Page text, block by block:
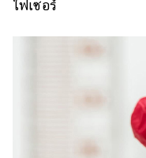
โฆษณา
แจ้ง
ไฟเซอร์